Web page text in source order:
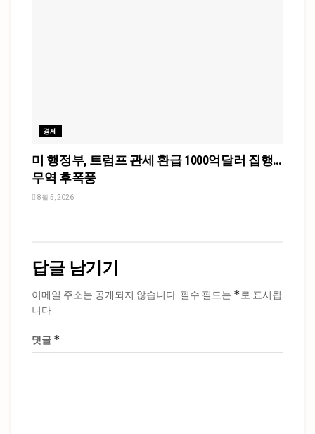
경제
미 행정부, 트럼프 관세 환급 1000억달러 집행…
무역 후폭풍
8월 5, 2026
답글 남기기
이메일 주소는 공개되지 않습니다. 필수 필드는 *로 표시됩
니다
댓글 *